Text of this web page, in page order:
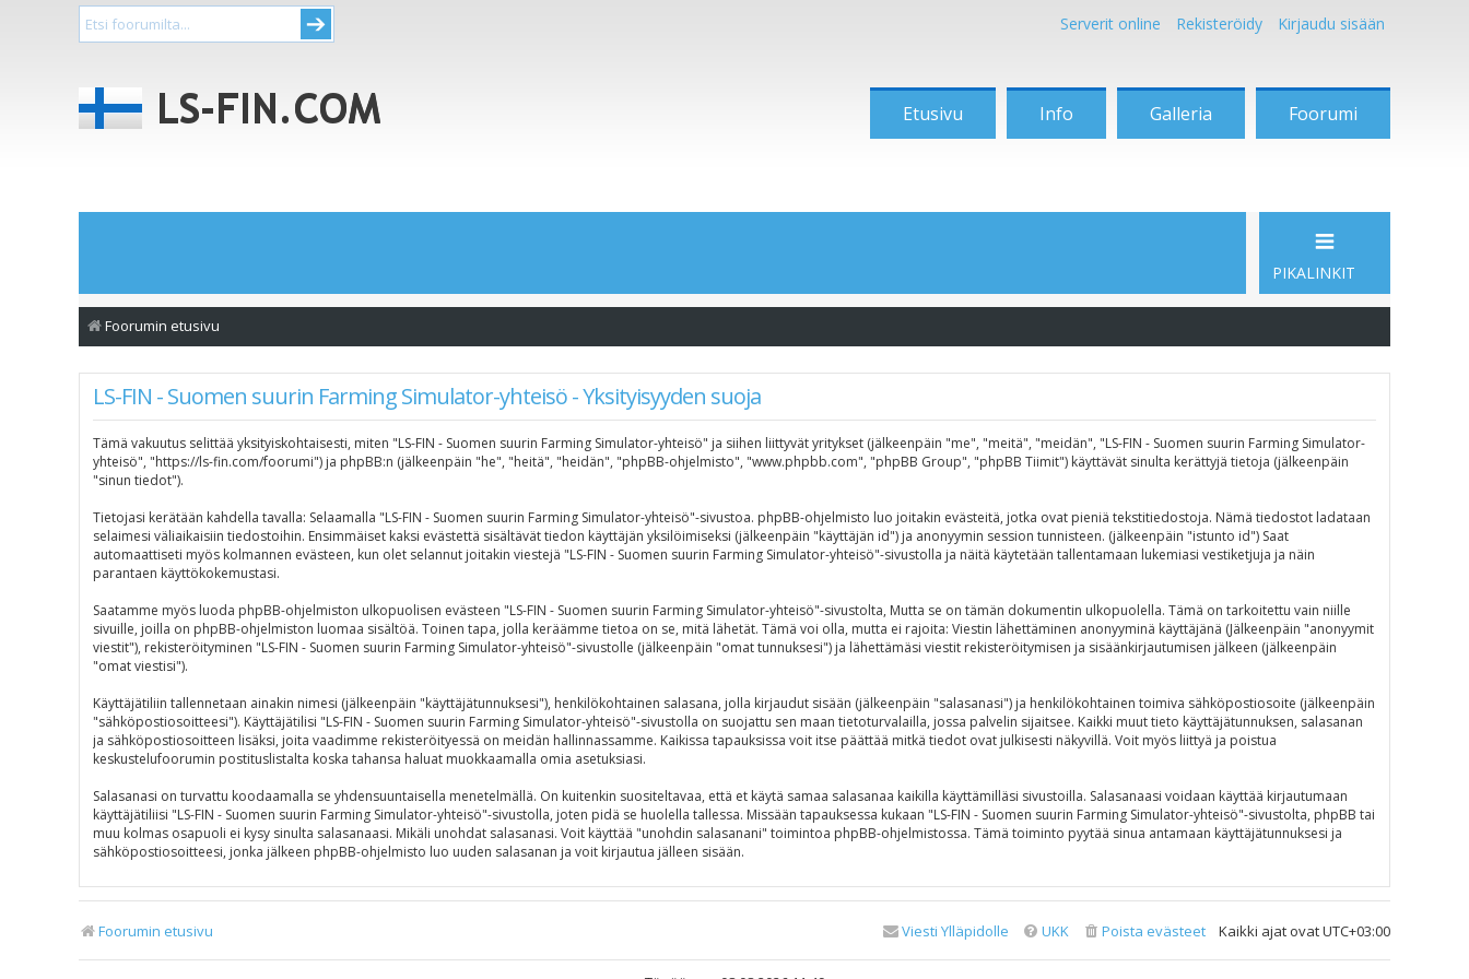
Serverit online Rekisteröidy Kirjaudu sisään
Etusivu Info Galleria Foorumi
PIKALINKIT
Foorumin etusivu
LS-FIN - Suomen suurin Farming Simulator-yhteisö - Yksityisyyden suoja
Tämä vakuutus selittää yksityiskohtaisesti, miten "LS-FIN - Suomen suurin Farming Simulator-yhteisö" ja siihen liittyvät yritykset (jälkeenpäin "me", "meitä", "meidän", "LS-FIN - Suomen suurin Farming Simulator-
yhteisö", "https://ls-fin.com/foorumi") ja phpBB:n (jälkeenpäin "he", "heitä", "heidän", "phpBB-ohjelmisto", "www.phpbb.com", "phpBB Group", "phpBB Tiimit") käyttävät sinulta kerättyjä tietoja (jälkeenpäin
"sinun tiedot").
Tietojasi kerätään kahdella tavalla: Selaamalla "LS-FIN - Suomen suurin Farming Simulator-yhteisö"-sivustoa. phpBB-ohjelmisto luo joitakin evästeitä, jotka ovat pieniä tekstitiedostoja. Nämä tiedostot ladataan
selaimesi väliaikaisiin tiedostoihin. Ensimmäiset kaksi evästettä sisältävät tiedon käyttäjän yksilöimiseksi (jälkeenpäin "käyttäjän id") ja anonyymin session tunnisteen. (jälkeenpäin "istunto id") Saat
automaattiseti myös kolmannen evästeen, kun olet selannut joitakin viestejä "LS-FIN - Suomen suurin Farming Simulator-yhteisö"-sivustolla ja näitä käytetään tallentamaan lukemiasi vestiketjuja ja näin
parantaen käyttökokemustasi.
Saatamme myös luoda phpBB-ohjelmiston ulkopuolisen evästeen "LS-FIN - Suomen suurin Farming Simulator-yhteisö"-sivustolta, Mutta se on tämän dokumentin ulkopuolella. Tämä on tarkoitettu vain niille
sivuille, joilla on phpBB-ohjelmiston luomaa sisältöä. Toinen tapa, jolla keräämme tietoa on se, mitä lähetät. Tämä voi olla, mutta ei rajoita: Viestin lähettäminen anonyyminä käyttäjänä (Jälkeenpäin "anonyymit
viestit"), rekisteröityminen "LS-FIN - Suomen suurin Farming Simulator-yhteisö"-sivustolle (jälkeenpäin "omat tunnuksesi") ja lähettämäsi viestit rekisteröitymisen ja sisäänkirjautumisen jälkeen (jälkeenpäin
"omat viestisi").
Käyttäjätiliin tallennetaan ainakin nimesi (jälkeenpäin "käyttäjätunnuksesi"), henkilökohtainen salasana, jolla kirjaudut sisään (jälkeenpäin "salasanasi") ja henkilökohtainen toimiva sähköpostiosoite (jälkeenpäin
"sähköpostiosoitteesi"). Käyttäjätilisi "LS-FIN - Suomen suurin Farming Simulator-yhteisö"-sivustolla on suojattu sen maan tietoturvalailla, jossa palvelin sijaitsee. Kaikki muut tieto käyttäjätunnuksen, salasanan
ja sähköpostiosoitteen lisäksi, joita vaadimme rekisteröityessä on meidän hallinnassamme. Kaikissa tapauksissa voit itse päättää mitkä tiedot ovat julkisesti näkyvillä. Voit myös liittyä ja poistua
keskustelufoorumin postituslistalta koska tahansa haluat muokkaamalla omia asetuksiasi.
Salasanasi on turvattu koodaamalla se yhdensuuntaisella menetelmällä. On kuitenkin suositeltavaa, että et käytä samaa salasanaa kaikilla käyttämilläsi sivustoilla. Salasanaasi voidaan käyttää kirjautumaan
käyttäjätiliisi "LS-FIN - Suomen suurin Farming Simulator-yhteisö"-sivustolla, joten pidä se huolella tallessa. Missään tapauksessa kukaan "LS-FIN - Suomen suurin Farming Simulator-yhteisö"-sivustolta, phpBB tai
muu kolmas osapuoli ei kysy sinulta salasanaasi. Mikäli unohdat salasanasi. Voit käyttää "unohdin salasanani" toimintoa phpBB-ohjelmistossa. Tämä toiminto pyytää sinua antamaan käyttäjätunnuksesi ja
sähköpostiosoitteesi, jonka jälkeen phpBB-ohjelmisto luo uuden salasanan ja voit kirjautua jälleen sisään.
Foorumin etusivu Kaikki ajat ovatUTC+03:00
Poista evästeet
UKK
Viesti Ylläpidolle